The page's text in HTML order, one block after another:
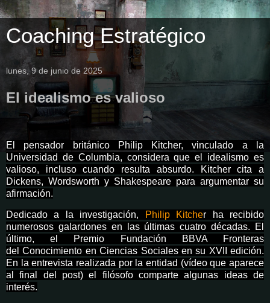
Coaching Estratégico
lunes, 9 de junio de 2025
El idealismo es valioso
El pensador británico Philip Kitcher, vinculado a la
Universidad de Columbia, considera que el idealismo es
valioso, incluso cuando resulta absurdo. Kitcher cita a
Dickens, Wordsworth y Shakespeare para argumentar su
afirmación.
Dedicado a la investigación, Philip Kitcher ha recibido
numerosos galardones en las últimas cuatro décadas. El
último, el Premio Fundación BBVA Fronteras
del Conocimiento en Ciencias Sociales en su XVII edición.
En la entrevista realizada por la entidad (vídeo que aparece
al final del post) el filósofo comparte algunas ideas de
interés.